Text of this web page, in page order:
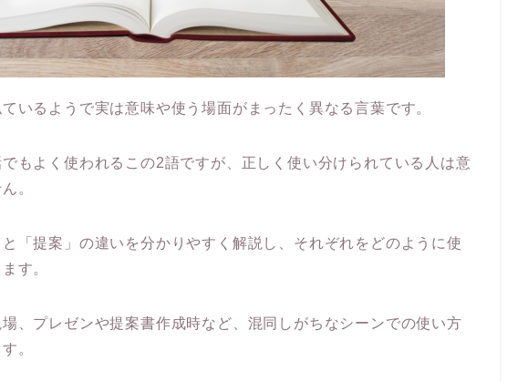
いるようで実は意味や使う場面がまったく異なる言葉です。
もよく使われるこの2語ですが、正しく使い分けられている人は意
。
「提案」の違いを分かりやすく解説し、それぞれをどのように使
す。
、プレゼンや提案書作成時など、混同しがちなシーンでの使い方
。